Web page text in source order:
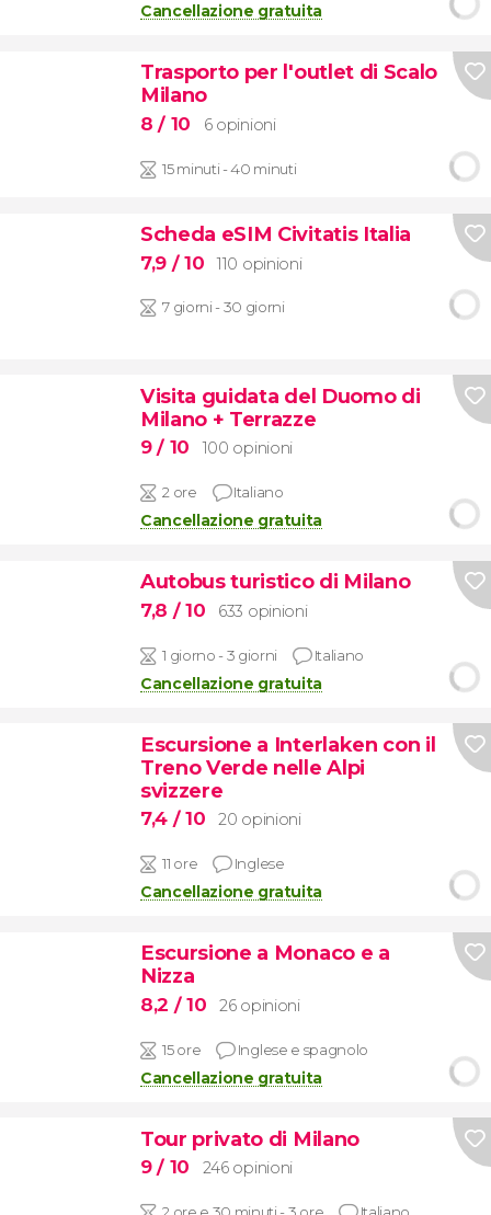
Cancellazione gratuita
Trasporto per l'outlet di Scalo
Milano
8/ 10 6 opinioni
15 minuti - 40 minuti
Scheda eSIM Civitatis Italia
7,9 / 10 110 opinioni
7 giorni - 30 giorni
Visita guidata del Duomo di
Milano + Terrazze
9/ 10 100 opinioni
2 ore Italiano
Cancellazione gratuita
Autobus turistico di Milano
7,8 / 10 633 opinioni
1 giorno - 3 giorni Italiano
Cancellazione gratuita
Escursione a Interlaken con il
Treno Verde nelle Alpi
svizzere
7,4 / 10 20 opinioni
11 ore Inglese
Cancellazione gratuita
Escursione a Monaco e a
Nizza
8,2 / 10 26 opinioni
15 ore Inglese e spagnolo
Cancellazione gratuita
Tour privato di Milano
9/ 10 246 opinioni